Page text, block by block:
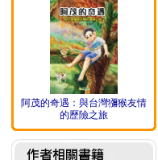
阿茂的奇遇：與台灣獼猴友情
的歷險之旅